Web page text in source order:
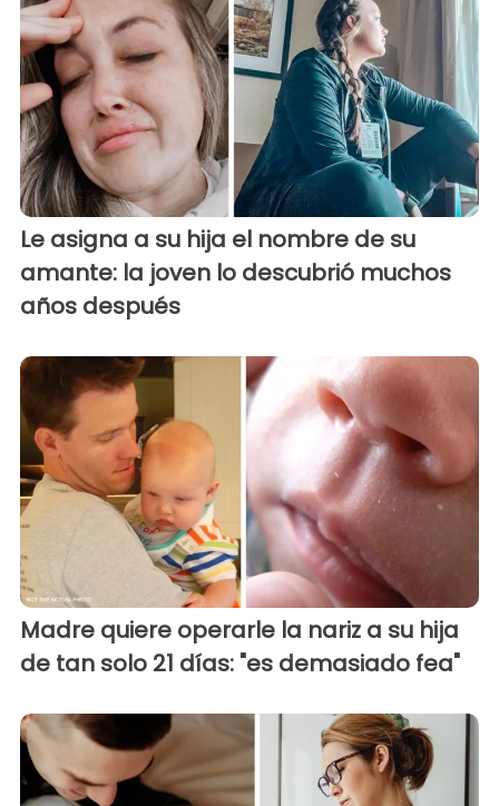
Le asigna a su hija el nombre de su
amante: la joven lo descubrió muchos
años después
Madre quiere operarle la nariz a su hija
de tan solo 21 días: "es demasiado fea"